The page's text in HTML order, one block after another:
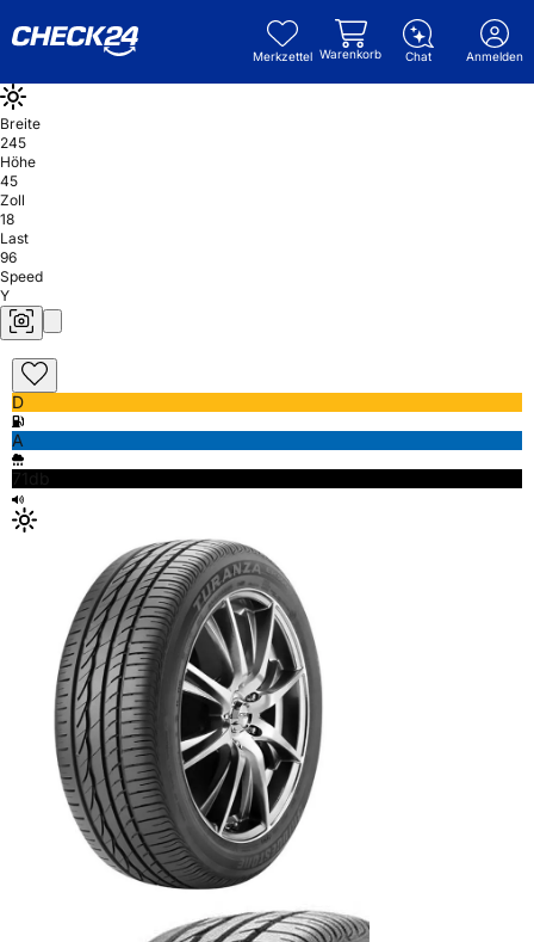
Merkzettel Warenkorb Chat Anmelden
Breite
245
Höhe
45
Zoll
18
Last
96
Speed
Y
D
A
71db